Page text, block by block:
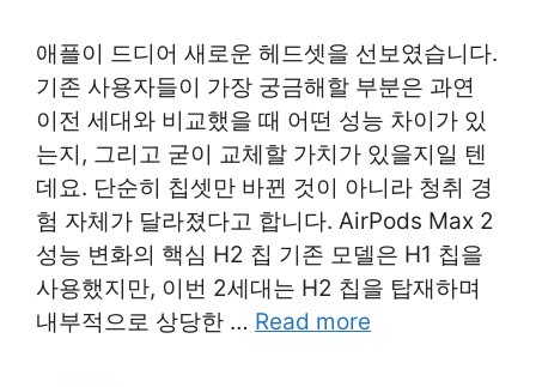
애플이 드디어 새로운 헤드셋을 선보였습니다.
기존 사용자들이 가장 궁금해할 부분은 과연
이전 세대와 비교했을 때 어떤 성능 차이가 있
는지, 그리고 굳이 교체할 가치가 있을지일 텐
데요. 단순히 칩셋만 바뀐 것이 아니라 청취 경
험 자체가 달라졌다고 합니다. AirPods Max 2
성능 변화의 핵심 H2 칩 기존 모델은 H1 칩을
사용했지만, 이번 2세대는 H2 칩을 탑재하며
내부적으로 상당한 … Read more